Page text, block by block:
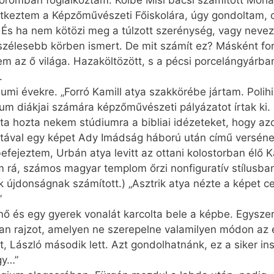
a Képzőművészeti Főiskolára, úgy gondoltam,
ha nem kötözi meg a túlzott szerénység, vagy
körben ismert. De mit számít ez? Másként
az ő világa. Hazaköltözött, s a pécsi
évekre. „Forró Kamill atya szakkörébe jártam.
diákjai számára képzőművészeti pályázatot írtak
hozta nekem stúdiumra a bibliai idézeteket, hogy
egy képet Ady Imádság háború után című
Urbán atya levitt az ottani kolostorban élő
rá, számos magyar templom őrzi nonfiguratív
újdonságnak számított.) „Asztrik atya nézte a képet
és egy gyerek vonalát karcolta bele a képbe.
rajzot, amelyen ne szerepelne valamilyen módon az
László második lett. Azt gondolhatnánk, ez a siker